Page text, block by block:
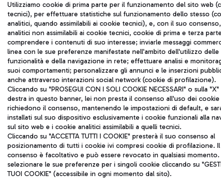
QUALITÀ SOSTENIBILITÀ INNOVAZIONE
Utilizziamo cookie di prima parte per il funzionamento del sito web
tecnici), per effettuare statistiche sul funzionamento dello stesso
analitici, quando assimilabili ai cookie tecnici), e, con il suo
analitici non assimilabili ai cookie tecnici, cookie di prima e terza
comprendere i contenuti di suo interesse; inviarle messaggi
linea con le sue preferenze manifestate nell'ambito dell'utilizzo delle
funzionalità e della navigazione in rete; effettuare analisi e
suoi comportamenti; personalizzare gli annunci e le inserzioni
anche attraverso interazioni social network (cookie di profilazione).
Cliccando su "PROSEGUI CON I SOLI COOKIE NECESSARI" o sulla
destra in questo banner, lei non presta il consenso all'uso dei
richiedono il consenso, mantenendo le impostazioni di default, e
installati sul suo dispositivo esclusivamente i cookie funzionali alla
sul sito web e i cookie analitici assimilabili a quelli tecnici.
Cliccando su "ACCETTA TUTTI I COOKIE" presterà il suo consenso al
posizionamento di tutti i cookie ivi compresi cookie di profilazione. Il
consenso è facoltativo e può essere revocato in qualsiasi
selezionare le sue preferenze per i singoli cookie cliccando su
TUOI COOKIE" (accessibile in ogni momento dal sito).